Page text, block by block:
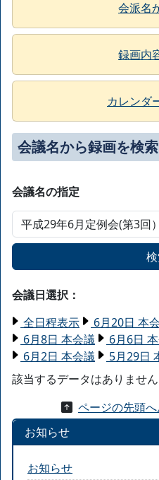
会派名
録画内
カレンダ
会議名から録画を検索
会議名の指定
会議日選択：
全日程表示
6月20日 本
6月8日 本会議
6月6日
6月2日 本会議
5月29日
該当するデータはありません
ページの先頭へ
お知らせ
お知らせ